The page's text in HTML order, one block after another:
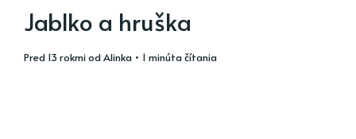
Jablko a hruška
pred 13 rokmiodAlinka • 1 minúta čítania